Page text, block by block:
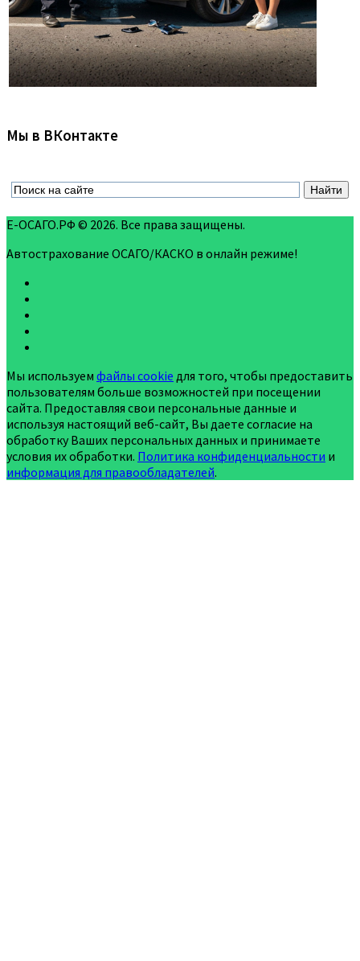
Мы в ВКонтакте
Е-ОСАГО.РФ © 2026. Все права защищены.
Автострахование ОСАГО/КАСКО в онлайн режиме!
Мы используем файлы cookie для того, чтобы предоставить
пользователям больше возможностей при посещении
сайта. Предоставляя свои персональные данные и
используя настоящий веб-сайт, Вы даете согласие на
обработку Ваших персональных данных и принимаете
условия их обработки. Политика конфиденциальности и
информация для правообладателей.